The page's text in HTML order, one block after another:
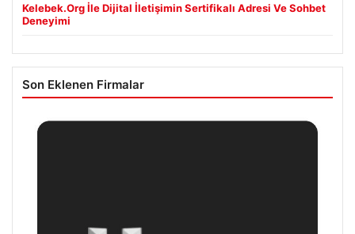
Kelebek.Org İle Dijital İletişimin Sertifikalı Adresi Ve Sohbet
Deneyimi
Son Eklenen Firmalar